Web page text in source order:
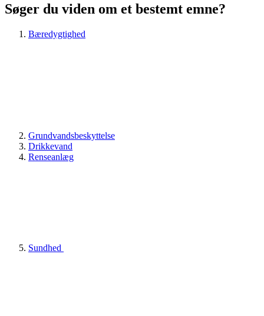
Søger du viden om et bestemt emne?
Bæredygtighed
Grundvandsbeskyttelse
Drikkevand
Renseanlæg
Sundhed